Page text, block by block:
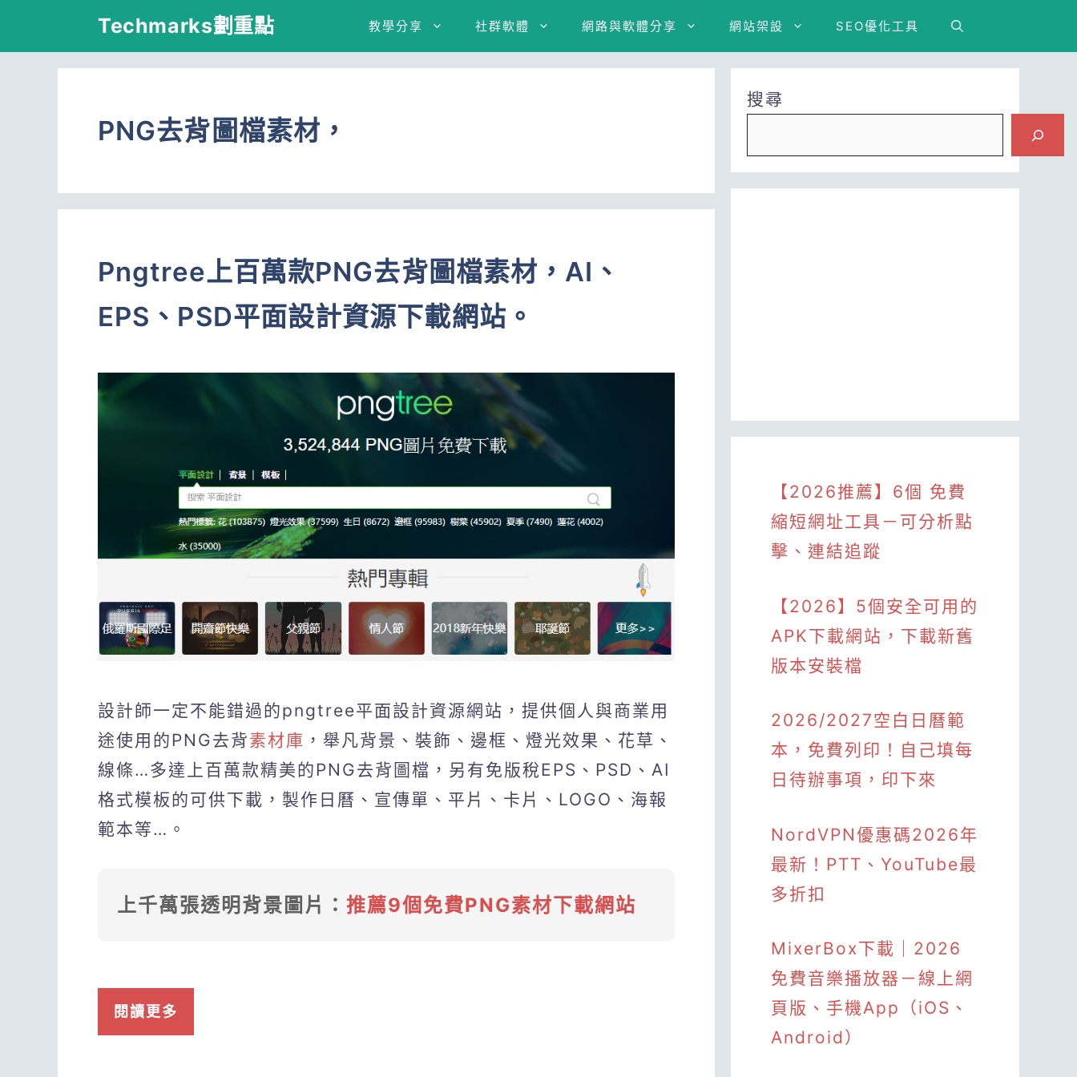
Techmarks劃重點 教學分享 社群軟體 網路與軟體分享 網站架設 SEO優化工具
PNG去背圖檔素材，
Pngtree上百萬款PNG去背圖檔素材，AI、
EPS、PSD平面設計資源下載網站。
設計師一定不能錯過的pngtree平面設計資源網站，提供個人與商業用
途使用的PNG去背素材庫 ，舉凡背景、裝飾、邊框、燈光效果、花草、
線條…多達上百萬款精美的PNG去背圖檔，另有免版稅EPS、PSD、AI
格式模板的可供下載，製作日曆、宣傳單、平片、卡片、LOGO、海報
範本等…。
上千萬張透明背景圖片： 推薦9個免費PNG素材下載網站
閱讀更多
搜尋
【2026推薦】6個 免費
縮短網址工具－可分析點
擊、連結追蹤
【2026】5個安全可用的
APK下載網站，下載新舊
版本安裝檔
2026/2027空白日曆範
本，免費列印！自己填每
日待辦事項，印下來
NordVPN優惠碼2026年
最新！PTT、YouTube最
多折扣
MixerBox下載｜2026
免費音樂播放器－線上網
頁版、手機App（iOS、
Android）